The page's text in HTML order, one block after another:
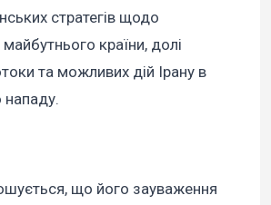
стратегів щодо
країни, долі
та можливих дій Ірану в
нападу.
що його зауваження